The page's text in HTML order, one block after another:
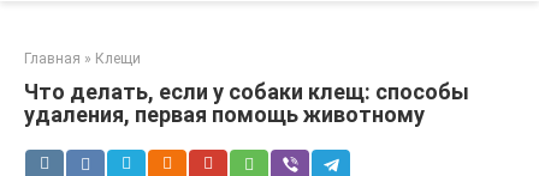
Главная » Клещи
Что делать, если у собаки клещ: способы
удаления, первая помощь животному